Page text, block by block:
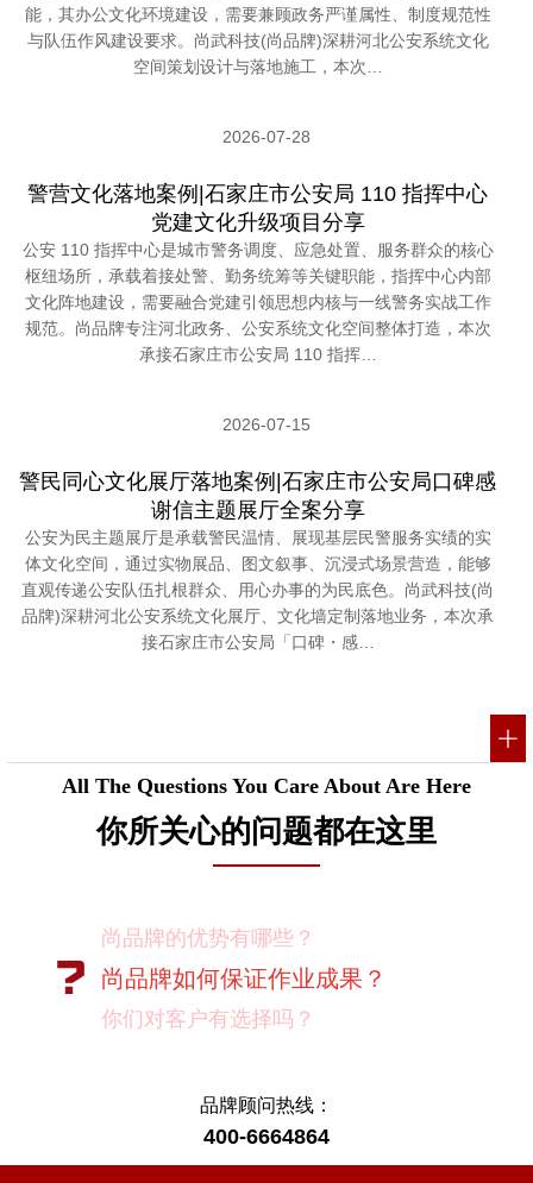
能，其办公文化环境建设，需要兼顾政务严谨属性、制度规范性
与队伍作风建设要求。尚武科技(尚品牌)深耕河北公安系统文化
空间策划设计与落地施工，本次…
2026-07-28
警营文化落地案例|石家庄市公安局 110 指挥中心
党建文化升级项目分享
公安 110 指挥中心是城市警务调度、应急处置、服务群众的核心
枢纽场所，承载着接处警、勤务统筹等关键职能，指挥中心内部
文化阵地建设，需要融合党建引领思想内核与一线警务实战工作
规范。尚品牌专注河北政务、公安系统文化空间整体打造，本次
承接石家庄市公安局 110 指挥…
2026-07-15
警民同心文化展厅落地案例|石家庄市公安局口碑感
谢信主题展厅全案分享
公安为民主题展厅是承载警民温情、展现基层民警服务实绩的实
体文化空间，通过实物展品、图文叙事、沉浸式场景营造，能够
直观传递公安队伍扎根群众、用心办事的为民底色。尚武科技(尚
品牌)深耕河北公安系统文化展厅、文化墙定制落地业务，本次承
接石家庄市公安局「口碑・感…
All The Questions You Care About Are Here
你所关心的问题都在这里
尚品牌的优势有哪些？
尚品牌如何保证作业成果？
你们对客户有选择吗？
有没有案例资料？
项目启动之前您需要给我们提供什么资
品牌顾问热线：
400-6664864